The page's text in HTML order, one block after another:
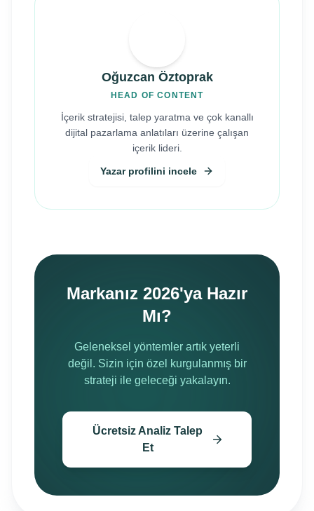
Oğuzcan Öztoprak
HEAD OF CONTENT
İçerik stratejisi, talep yaratma ve çok kanallı
dijital pazarlama anlatıları üzerine çalışan
içerik lideri.
Yazar profilini incele
Markanız 2026'ya Hazır
Mı?
Geleneksel yöntemler artık yeterli
değil. Sizin için özel kurgulanmış bir
strateji ile geleceği yakalayın.
Ücretsiz Analiz Talep
Et